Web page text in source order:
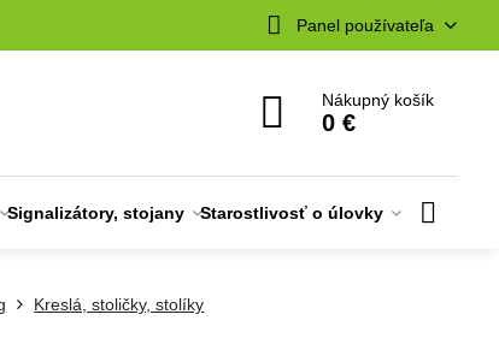
Panel používateľa
Nákupný košík
0 €
Signalizátory, stojany Starostlivosť o úlovky
Kreslá, stoličky, stolíky